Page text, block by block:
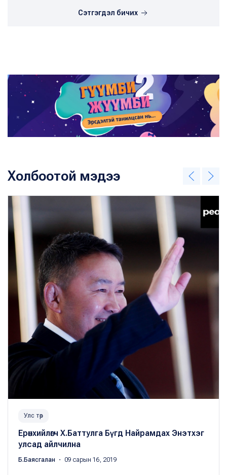
Сэтгэгдэл бичих
Холбоотой мэдээ
Улс төр
Ерөнхийлөгч Х.Баттулга Бүгд Найрамдах Энэтхэг
улсад айлчилна
Б.Баясгалан ・ 09 сарын 16, 2019